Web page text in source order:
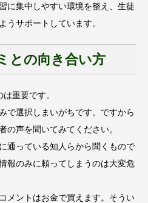
に集中しやすい環境を整え、生徒
うサポートしています。
との向き合い方
重要です。
で選択しまいがちです。ですから
の声を聞いてみてください。
通っている知人らから聞くもので
報のみに頼ってしまうのは大変危
メントはお金で買えます。そうい